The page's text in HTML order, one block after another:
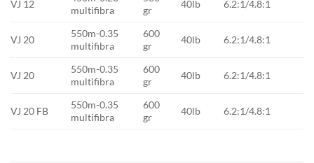
VJ 12
multifibra
gr
40lb 6.2:1/4.8:1
VJ 20
550m-0.35
multifibra
600
gr
40lb 6.2:1/4.8:1
VJ 20
550m-0.35
multifibra
600
gr
40lb 6.2:1/4.8:1
VJ 20 FB
550m-0.35
multifibra
600
gr
40lb 6.2:1/4.8:1